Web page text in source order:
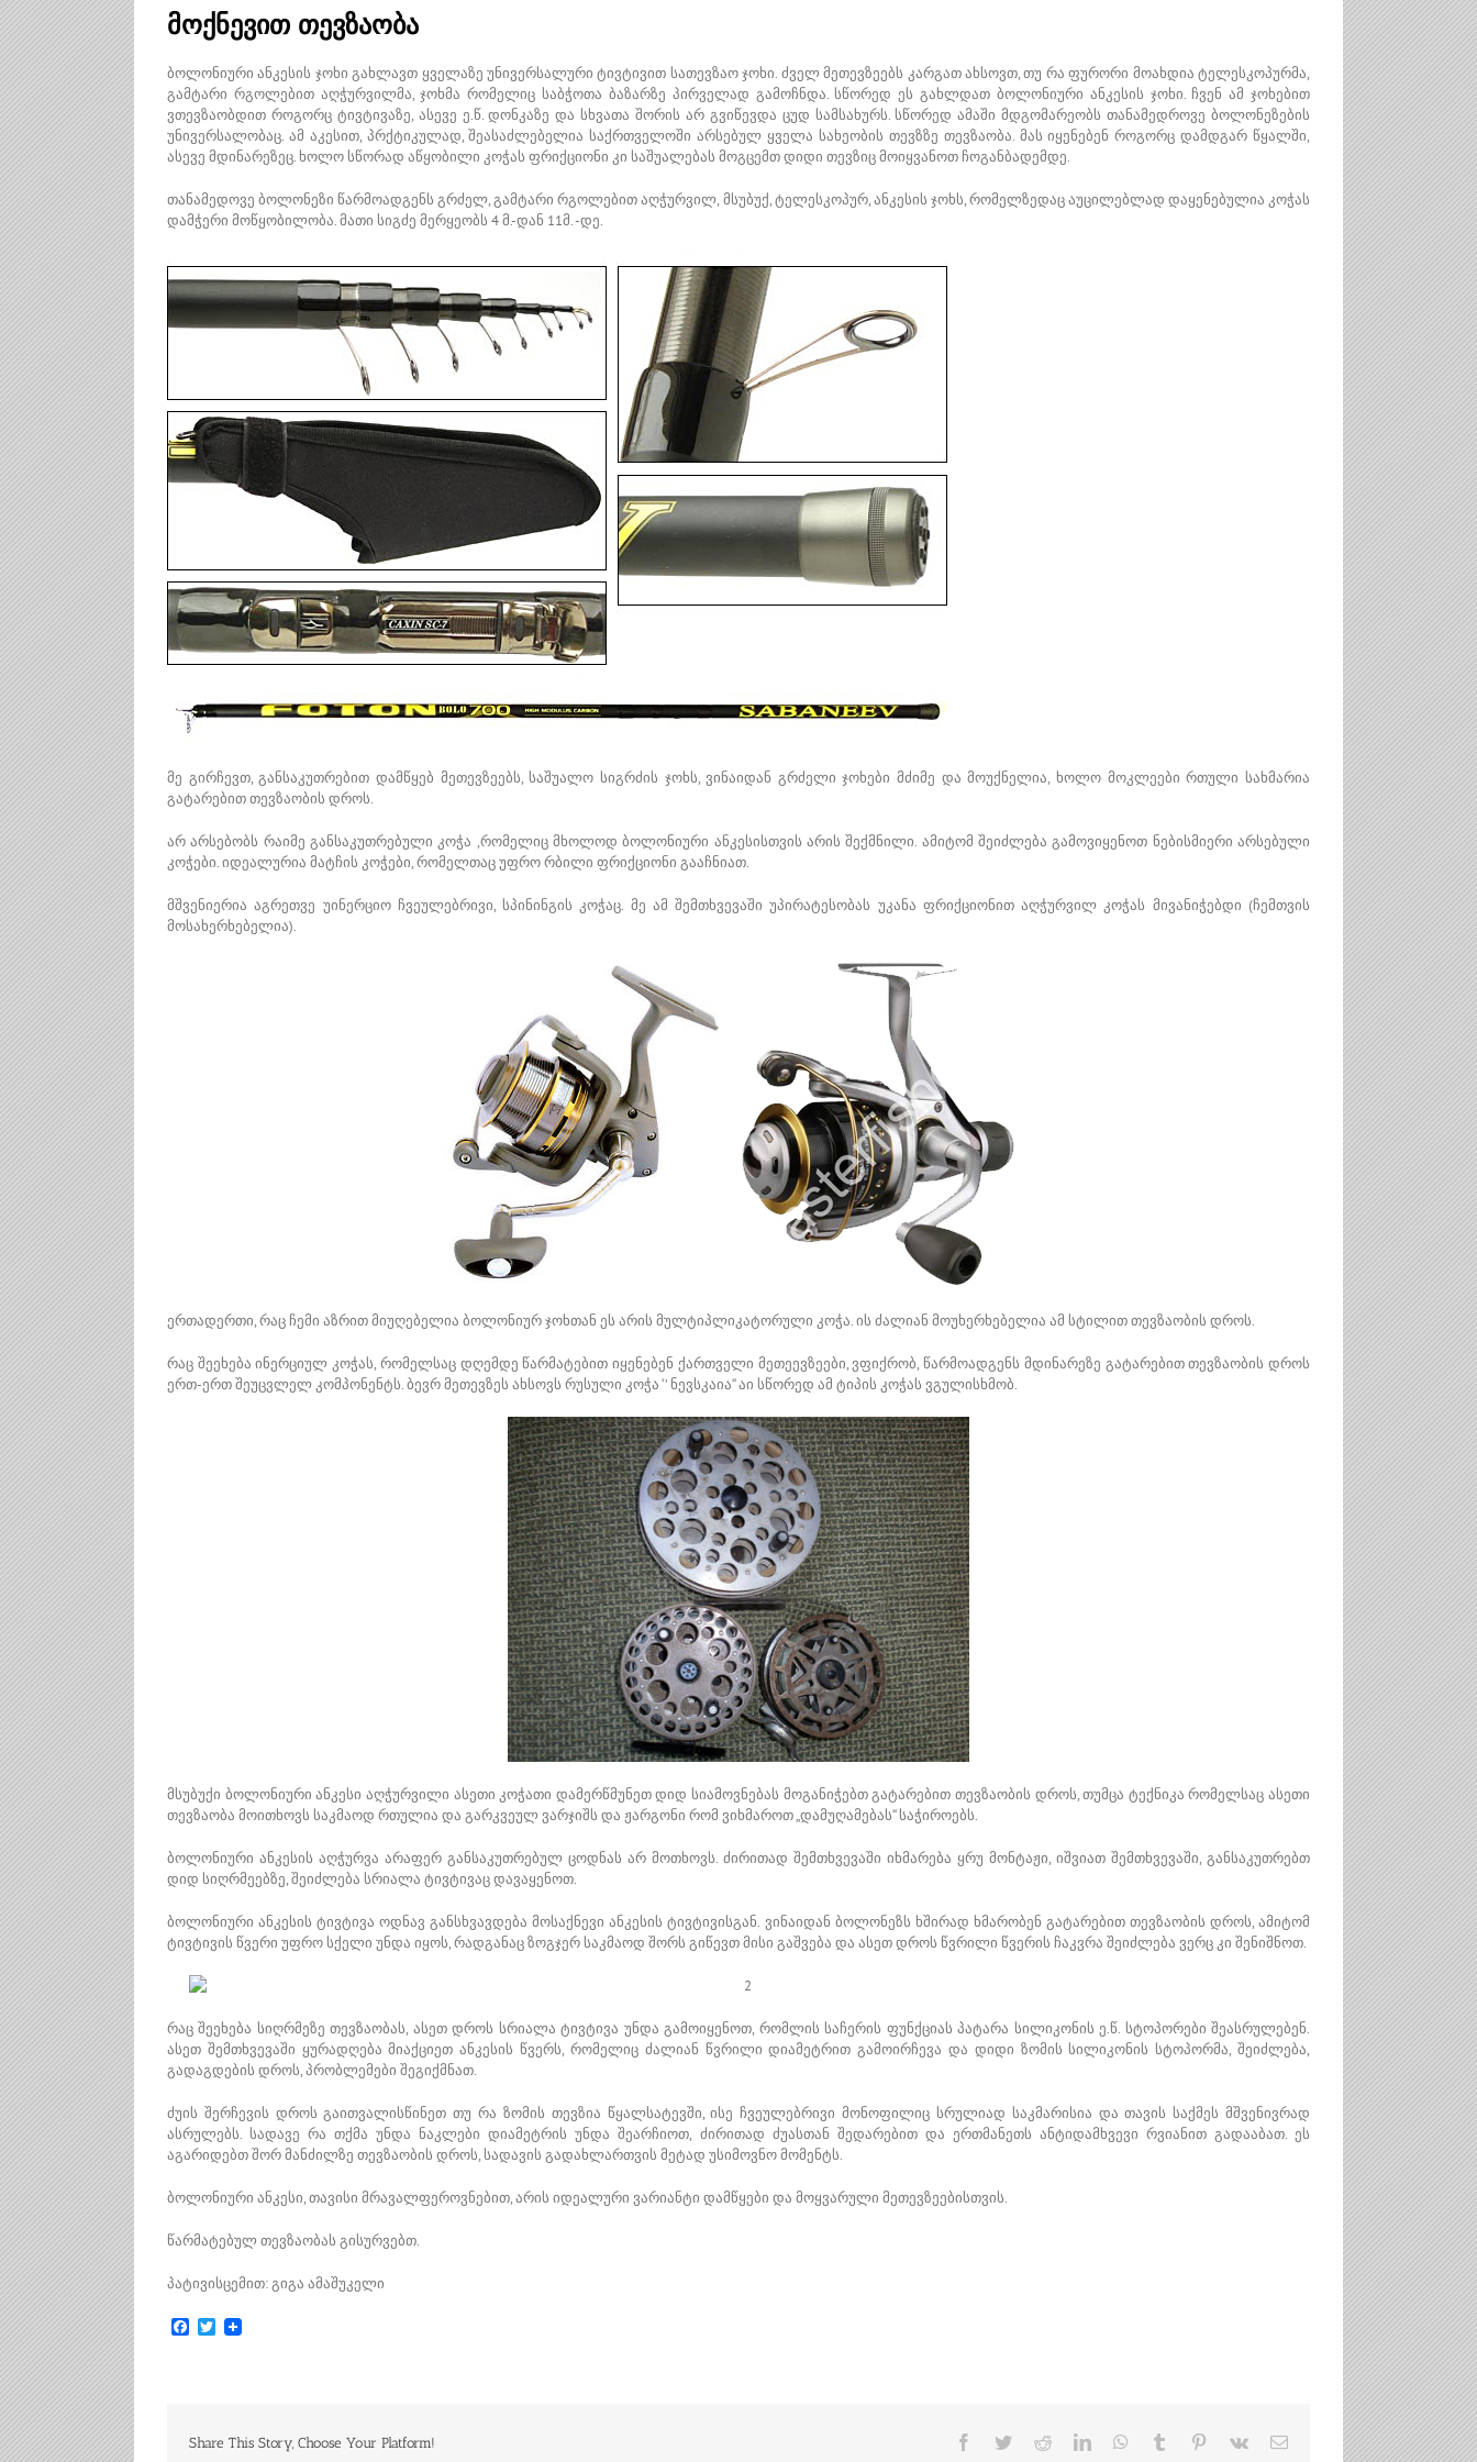
მოქნევით თევზაობა
ბოლონიური ანკესის ჯოხი გახლავთ ყველაზე უნივერსალური ტივტივით სათევზაო ჯოხი. ძველ მეთევზეებს კარგათ ახსოვთ, თუ რა ფურორი მოახდია ტელესკოპურმა,
გამტარი რგოლებით აღჭურვილმა, ჯოხმა რომელიც საბჭოთა ბაზარზე პირველად გამოჩნდა. სწორედ ეს გახლდათ ბოლონიური ანკესის ჯოხი. ჩვენ ამ ჯოხებით
ვთევზაობდით როგორც ტივტივაზე, ასევე ე.წ. დონკაზე და სხვათა შორის არ გვიწევდა ცუდ სამსახურს. სწორედ ამაში მდგომარეობს თანამედროვე ბოლონეზების
უნივერსალობაც. ამ აკესით, პრქტიკულად, შეასაძლებელია საქრთველოში არსებულ ყველა სახეობის თევზზე თევზაობა. მას იყენებენ როგორც დამდგარ წყალში,
ასევე მდინარეზეც. ხოლო სწორად აწყობილი კოჭას ფრიქციონი კი საშუალებას მოგცემთ დიდი თევზიც მოიყვანოთ ჩოგანბადემდე.
თანამედოვე ბოლონეზი წარმოადგენს გრძელ, გამტარი რგოლებით აღჭურვილ, მსუბუქ, ტელესკოპურ, ანკესის ჯოხს, რომელზედაც აუცილებლად დაყენებულია კოჭას
დამჭერი მოწყობილობა. მათი სიგძე მერყეობს 4 მ.-დან 11მ. -დე.
მე გირჩევთ, განსაკუთრებით დამწყებ მეთევზეებს, საშუალო სიგრძის ჯოხს, ვინაიდან გრძელი ჯოხები მძიმე და მოუქნელია, ხოლო მოკლეები რთული სახმარია
გატარებით თევზაობის დროს.
არ არსებობს რაიმე განსაკუთრებული კოჭა ,რომელიც მხოლოდ ბოლონიური ანკესისთვის არის შექმნილი. ამიტომ შეიძლება გამოვიყენოთ ნებისმიერი არსებული
კოჭები. იდეალურია მატჩის კოჭები, რომელთაც უფრო რბილი ფრიქციონი გააჩნიათ.
მშვენიერია აგრეთვე უინერციო ჩვეულებრივი, სპინინგის კოჭაც. მე ამ შემთხვევაში უპირატესობას უკანა ფრიქციონით აღჭურვილ კოჭას მივანიჭებდი (ჩემთვის
მოსახერხებელია).
ერთადერთი, რაც ჩემი აზრით მიუღებელია ბოლონიურ ჯოხთან ეს არის მულტიპლიკატორული კოჭა. ის ძალიან მოუხერხებელია ამ სტილით თევზაობის დროს.
რაც შეეხება ინერციულ კოჭას, რომელსაც დღემდე წარმატებით იყენებენ ქართველი მეთეევზეები, ვფიქრობ, წარმოადგენს მდინარეზე გატარებით თევზაობის დროს
ერთ-ერთ შეუცვლელ კომპონენტს. ბევრ მეთევზეს ახსოვს რუსული კოჭა ‘’ ნევსკაია“ აი სწორედ ამ ტიპის კოჭას ვგულისხმობ.
მსუბუქი ბოლონიური ანკესი აღჭურვილი ასეთი კოჭათი დამერწმუნეთ დიდ სიამოვნებას მოგანიჭებთ გატარებით თევზაობის დროს, თუმცა ტექნიკა რომელსაც ასეთი
თევზაობა მოითხოვს საკმაოდ რთულია და გარკვეულ ვარჯიშს და ჟარგონი რომ ვიხმაროთ „დამუღამებას“ საჭიროებს.
ბოლონიური ანკესის აღჭურვა არაფერ განსაკუთრებულ ცოდნას არ მოთხოვს. ძირითად შემთხვევაში იხმარება ყრუ მონტაჟი, იშვიათ შემთხვევაში, განსაკუთრებთ
დიდ სიღრმეებზე, შეიძლება სრიალა ტივტივაც დავაყენოთ.
ბოლონიური ანკესის ტივტივა ოდნავ განსხვავდება მოსაქნევი ანკესის ტივტივისგან. ვინაიდან ბოლონეზს ხშირად ხმარობენ გატარებით თევზაობის დროს, ამიტომ
ტივტივის წვერი უფრო სქელი უნდა იყოს, რადგანაც ზოგჯერ საკმაოდ შორს გიწევთ მისი გაშვება და ასეთ დროს წვრილი წვერის ჩაკვრა შეიძლება ვერც კი შენიშნოთ.
რაც შეეხება სიღრმეზე თევზაობას, ასეთ დროს სრიალა ტივტივა უნდა გამოიყენოთ, რომლის საჩერის ფუნქციას პატარა სილიკონის ე.წ. სტოპორები შეასრულებენ.
ასეთ შემთხვევაში ყურადღება მიაქციეთ ანკესის წვერს, რომელიც ძალიან წვრილი დიამეტრით გამოირჩევა და დიდი ზომის სილიკონის სტოპორმა, შეიძლება,
გადაგდების დროს, პრობლემები შეგიქმნათ.
ძუის შერჩევის დროს გაითვალისწინეთ თუ რა ზომის თევზია წყალსატევში, ისე ჩვეულებრივი მონოფილიც სრულიად საკმარისია და თავის საქმეს მშვენივრად
ასრულებს. სადავე რა თქმა უნდა ნაკლები დიამეტრის უნდა შეარჩიოთ, ძირითად ძუასთან შედარებით და ერთმანეთს ანტიდამხვევი რვიანით გადააბათ. ეს
აგარიდებთ შორ მანძილზე თევზაობის დროს, სადავის გადახლართვის მეტად უსიმოვნო მომენტს.
ბოლონიური ანკესი, თავისი მრავალფეროვნებით, არის იდეალური ვარიანტი დამწყები და მოყვარული მეთევზეებისთვის.
წარმატებულ თევზაობას გისურვებთ.
პატივისცემით: გიგა ამაშუკელი
Facebook
Twitter
Share This Story, Choose Your Platform! Facebook
TwitterRedditLinkedInWhatsApp
Tumblr Pinterest
Vk Email